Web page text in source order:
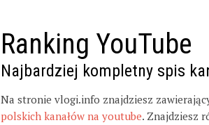
Ranking YouTube
Najbardziej kompletny spis
Na stronie vlogi.info znajdziesz
polskich kanałów na youtube. Znajdziesz